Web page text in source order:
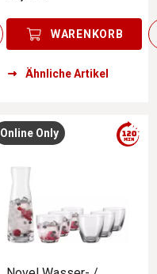
WARENKORB
Ähnliche Artikel
Online Only